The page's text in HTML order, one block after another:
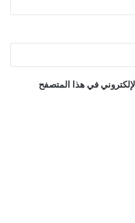
في هذا المتصفح